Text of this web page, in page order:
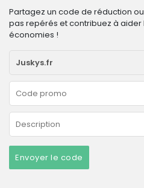
Partagez un code de réduction
pas repérés et contribuez à
économies !
Envoyer le code